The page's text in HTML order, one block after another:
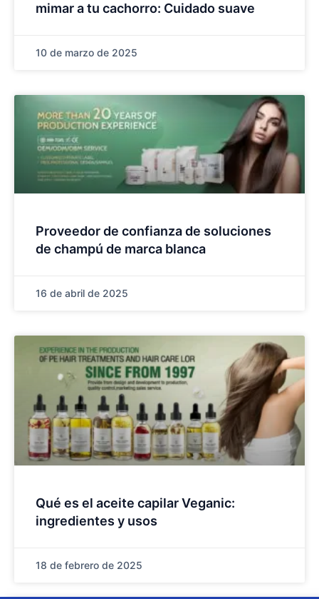
mimar a tu cachorro: Cuidado suave
10 de marzo de 2025
Proveedor de confianza de soluciones
de champú de marca blanca
16 de abril de 2025
Qué es el aceite capilar Veganic:
ingredientes y usos
18 de febrero de 2025